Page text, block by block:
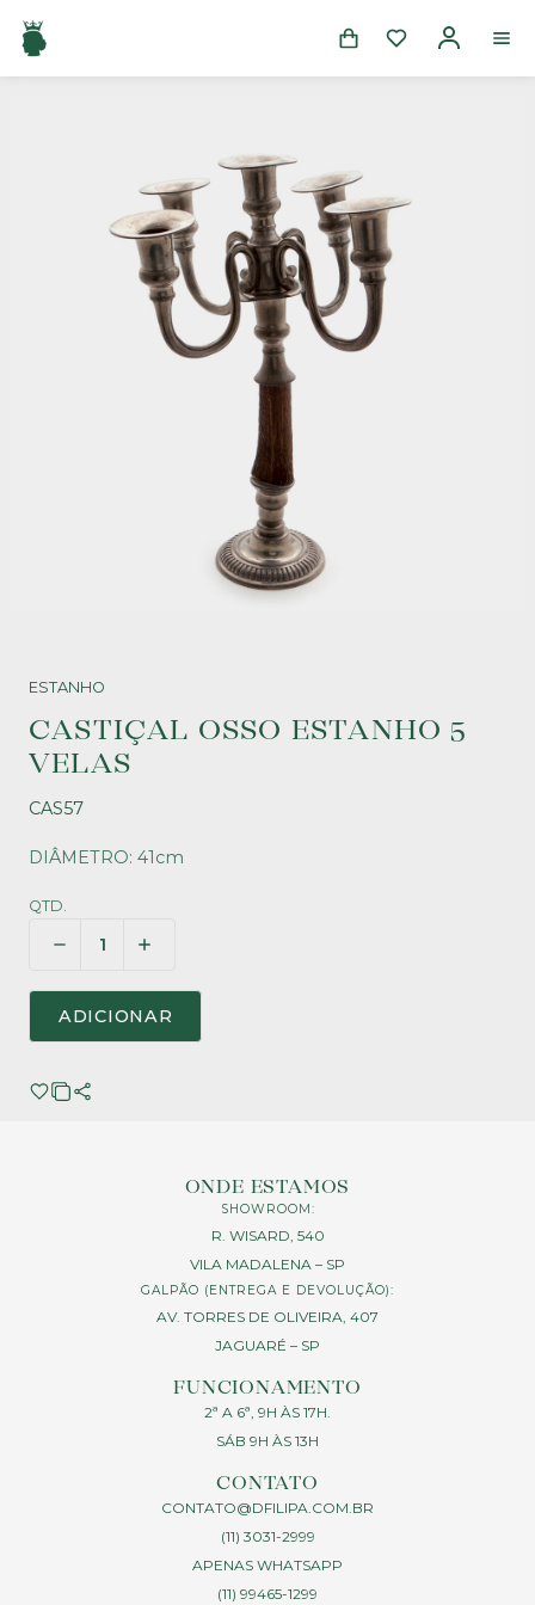
ESTANHO
CASTIÇAL OSSO ESTANHO 5
VELAS
CAS57
DIÂMETRO: 41cm
QTD.
ADICIONAR
ONDE ESTAMOS
SHOWROOM:
R. WISARD, 540
VILA MADALENA – SP
GALPÃO (ENTREGA E DEVOLUÇÃO):
AV. TORRES DE OLIVEIRA, 407
JAGUARÉ – SP
FUNCIONAMENTO
2ª A 6ª, 9H ÀS 17H.
SÁB 9H ÀS 13H
CONTATO
CONTATO@DFILIPA.COM.BR
(11) 3031-2999
APENAS WHATSAPP
(11) 99465-1299